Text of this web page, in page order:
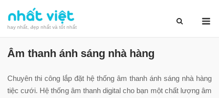
content
hay nhất, đẹp nhất và tốt nhất
Âm thanh ánh sáng nhà hàng
Chuyên thi công lắp đặt hệ thống âm thanh ánh sáng nhà hàng
tiệc cưới. Hệ thống âm thanh digital cho bạn một chất lượng âm